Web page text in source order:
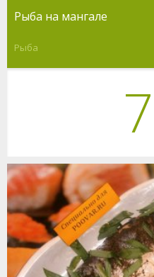
Рыба на мангале
Рыба
7